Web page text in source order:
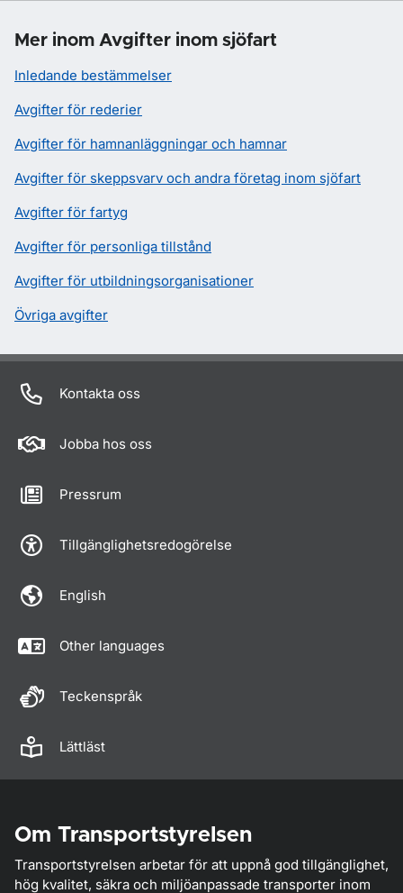
Mer inom Avgifter inom sjöfart
Inledande bestämmelser
Avgifter för rederier
Avgifter för hamnanläggningar och hamnar
Avgifter för skeppsvarv och andra företag inom sjöfart
Avgifter för fartyg
Avgifter för personliga tillstånd
Avgifter för utbildningsorganisationer
Övriga avgifter
Kontakta oss
Jobba hos oss
Pressrum
Tillgänglighetsredogörelse
English
Other languages
Teckenspråk
Lättläst
Om Transportstyrelsen
Transportstyrelsen arbetar för att uppnå god tillgänglighet,
hög kvalitet, säkra och miljöanpassade transporter inom